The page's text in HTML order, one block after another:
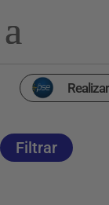
Filtrar